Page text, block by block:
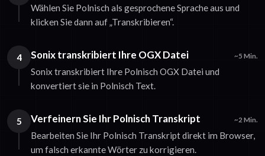
Wählen Sie Polnisch als gesprochene Sprache aus und
klicken Sie dann auf „Transkribieren“.
4 Sonix transkribiert Ihre OGX Datei ~5 Min.
Sonix transkribiert Ihre Polnisch OGX Datei und
konvertiert sie in Polnisch Text.
5 Verfeinern Sie Ihr Polnisch Transkript ~2 Min.
Bearbeiten Sie Ihr Polnisch Transkript direkt im Browser,
um falsch erkannte Wörter zu korrigieren.